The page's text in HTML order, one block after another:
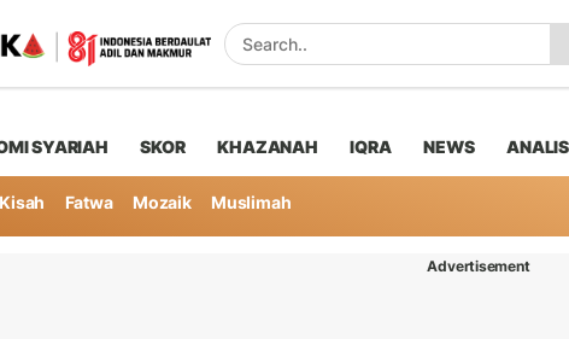
SYARIAH SKOR KHAZANAH IQRA NEWS
Kisah Fatwa Mozaik Muslimah
Advertisement